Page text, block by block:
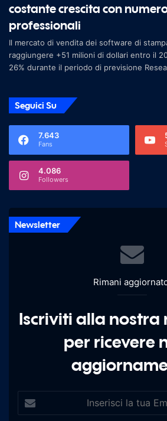
costante crescita con
professionali
Il mercato di vendita dei software di
raggiungere +51 milioni di dollari entro il
26% durante il periodo di previsione
Seguici Su
7.643
Fans
4.086
Followers
Newsletter
Rimani
Iscriviti alla nostra
per ricevere